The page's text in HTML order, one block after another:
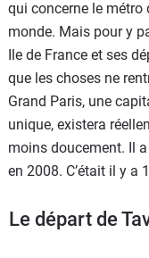
qui concerne le
monde. Mais pour y
Ile de France et ses
que les choses ne
Grand Paris, une
unique, existera
moins doucement. Il
en 2008. C’était il y a
Le départ de